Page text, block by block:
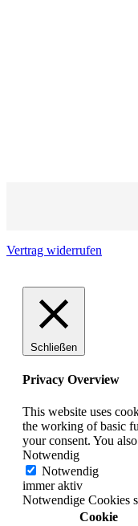
Vertrag widerrufen
Schließen
Privacy Overview
This website uses
the working of basic
your consent. You
Notwendig
Notwendig
immer aktiv
Notwendige Cookies
Cookie